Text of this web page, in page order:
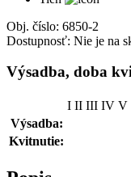
Obj. číslo: 6850-2
Dostupnosť: Nie je na
Výsadba, doba
I II III IV V
Výsadba:
Kvitnutie: